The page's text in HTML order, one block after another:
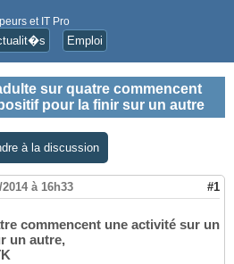
et IT Pro
Emploi
sur quatre commencent
pour la finir sur un autre
à la discussion
2014 à 16h33 #1
commencent une activité sur un
un autre,